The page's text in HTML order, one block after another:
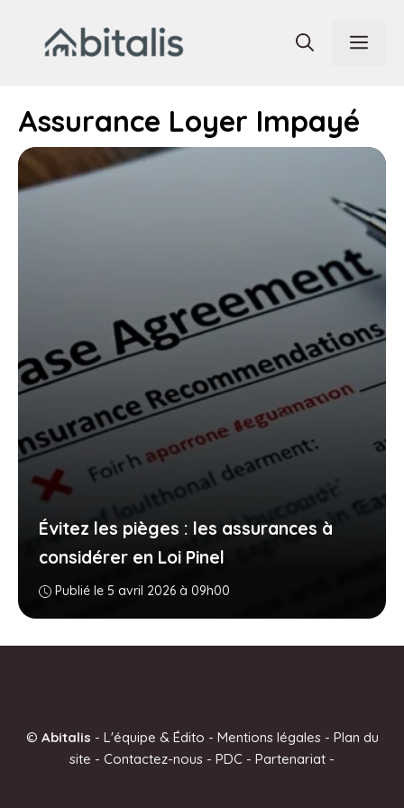
contenu
Assurance Loyer Impayé
Évitez les pièges : les assurances à
considérer en Loi Pinel
Publié le 5 avril 2026 à 09h00
© Abitalis - L'équipe & Édito - Mentions légales- Plan du
site - Contactez-nous - PDC - Partenariat -